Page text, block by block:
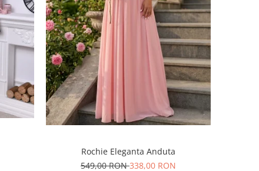
Rochie Eleganta Anduta
549,00 RON338,00 RON